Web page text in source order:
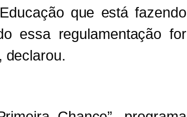
que está fazendo
essa regulamentação for
declarou.